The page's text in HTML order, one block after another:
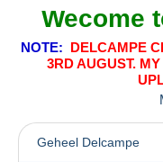
Wecome
NOTE: DELCAMPE
3RD AUGUST.
THE PRICES
PRICES AS THE
AS
Geheel Delcampe